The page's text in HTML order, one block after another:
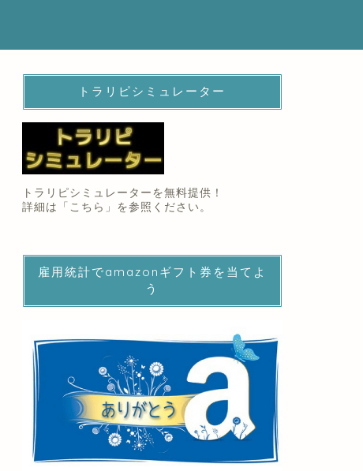
トラリピシミュレーター
トラリピシミュレーターを無料提供！
詳細は「 こちら 」を参照ください。
雇用統計でamazonギフト券を当てよ
う